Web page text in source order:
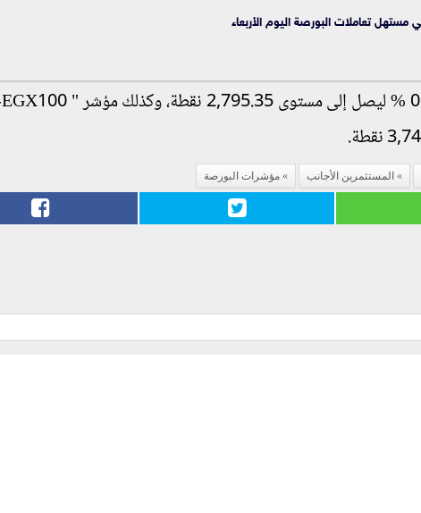
المستثمرين الأجانب مؤشرات البورصة